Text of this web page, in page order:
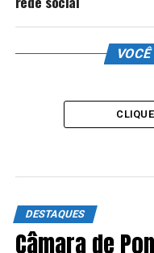
DESTAQUES
Câmara de